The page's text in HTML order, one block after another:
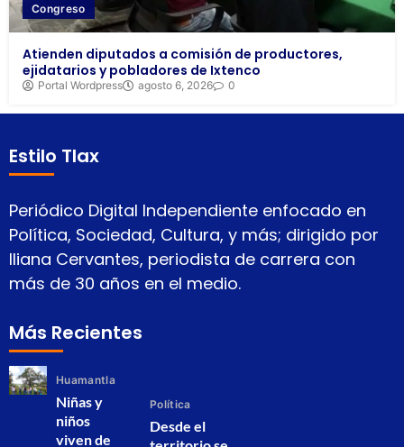
Congreso
Atienden diputados a comisión de productores,
ejidatarios y pobladores de Ixtenco
Portal Wordpress agosto 6, 2026 0
Estilo Tlax
Periódico Digital Independiente enfocado en
Política, Sociedad, Cultura, y más; dirigido por
Iliana Cervantes, periodista de carrera con
más de 30 años en el medio.
Más Recientes
Huamantla
Niñas y
niños
viven de
Política
Desde el